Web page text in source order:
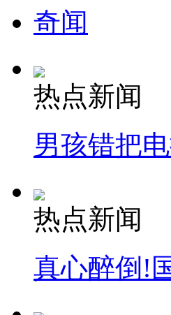
纽约上演“枕头大战”
奇闻
热点新闻
男孩错把
热点新闻
真心醉倒!